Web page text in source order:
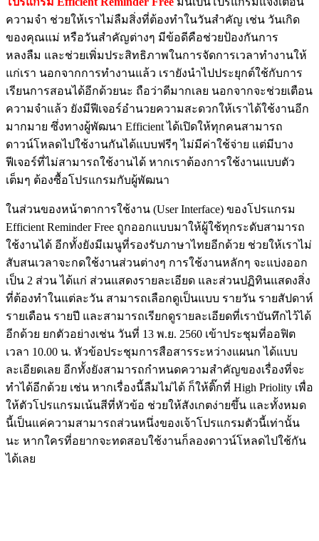
ความจำ ช่วยให้เราไม่ลืมสิ่งที่ต้องทำในวันสำคัญ เช่น วันเกิด
ของคุณแม่ หรือวันสำคัญต่างๆ มีข้อดีคือช่วยป้องกันการ
หลงลืม และช่วยเพิ่มประสิทธิภาพในการจัดการเวลาทำงานให้
แก่เรา นอกจากการทำงานแล้ว เรายังนำไปประยุกต์ใช้กับการ
เรียนการสอนได้อีกด้วยนะ ถือว่าดีมากเลย นอกจากจะช่วยเตือน
ความจำแล้ว ยังมีฟีเจอร์อำนวยความสะดวกให้เราได้ใช้งานอีก
มากมาย ซึ่งทางผู้พัฒนา Efficient ได้เปิดให้ทุกคนสามารถ
ดาวน์โหลดไปใช้งานกันได้แบบฟรีๆ ไม่มีค่าใช้จ่าย แต่มีบาง
ฟีเจอร์ที่ไม่สามารถใช้งานได้ หากเราต้องการใช้งานแบบตัว
เต็มๆ ต้องซื้อโปรแกรมกับผู้พัฒนา
ในส่วนของหน้าตาการใช้งาน (User Interface) ของโปรแกรม
Efficient Reminder Free ถูกออกแบบมาให้ผู้ใช้ทุกระดับสามารถ
ใช้งานได้ อีกทั้งยังมีเมนูที่รองรับภาษาไทยอีกด้วย ช่วยให้เราไม่
สับสนเวลาจะกดใช้งานส่วนต่างๆ การใช้งานหลักๆ จะแบ่งออก
เป็น 2 ส่วน ได้แก่ ส่วนแสดงรายละเอียด และส่วนปฏิทินแสดงสิ่ง
ที่ต้องทำในแต่ละวัน สามารถเลือกดูเป็นแบบ รายวัน รายสัปดาห์
รายเดือน รายปี และสามารถเรียกดูรายละเอียดที่เราบันทึกไว้ได้
อีกด้วย ยกตัวอย่างเช่น วันที่ 13 พ.ย. 2560 เข้าประชุมที่ออฟิต
เวลา 10.00 น. หัวข้อประชุมการสือสารระหว่างแผนก ได้แบบ
ละเอียดเลย อีกทั้งยังสามารถกำหนดความสำคัญของเรื่องที่จะ
ทำได้อีกด้วย เช่น หากเรื่องนี้ลืมไม่ได้ ก็ให้ติ๊กที่ High Priolity เพื่อ
ให้ตัวโปรแกรมเน้นสีที่หัวข้อ ช่วยให้สังเกตง่ายขึ้น และทั้งหมด
นี้เป็นแค่ความสามารถส่วนหนึ่งของเจ้าโปรแกรมตัวนี้เท่านั้น
นะ หากใครที่อยากจะทดสอบใช้งานก็ลองดาวน์โหลดไปใช้กัน
ได้เลย